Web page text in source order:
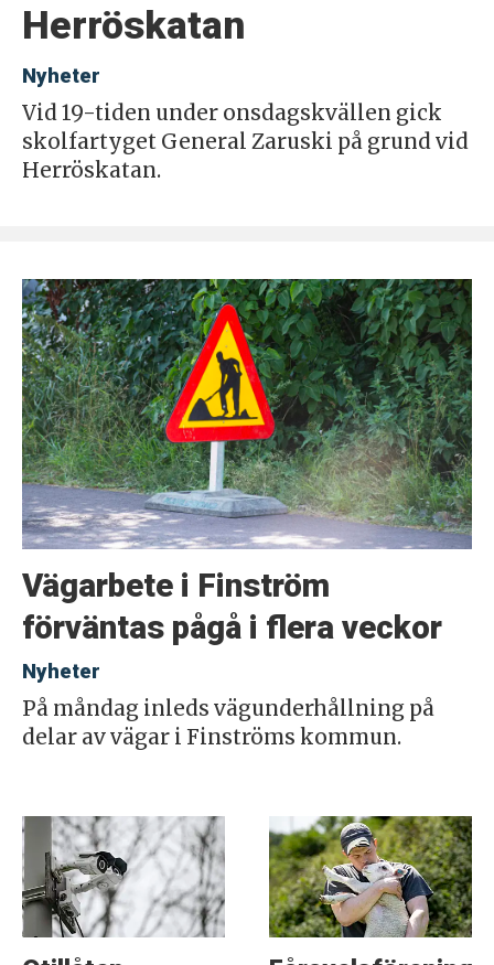
Herröskatan
Nyheter
Vid 19-tiden under onsdagskvällen gick
skolfartyget General Zaruski på grund vid
Herröskatan.
Vägarbete i Finström
förväntas pågå i flera veckor
Nyheter
På måndag inleds vägunderhållning på
delar av vägar i Finströms kommun.